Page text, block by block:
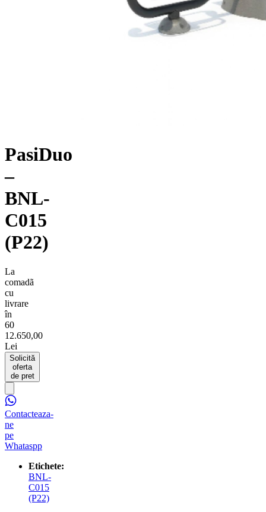
PasiDuo
–
BNL-
C015
(P22)
La
comadã
cu
livrare
în
60
12.650,00
Lei
Solicită
oferta
de pret
Contacteaza-
ne
pe
Whataspp
Etichete:
BNL-
C015
(P22)